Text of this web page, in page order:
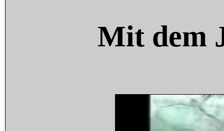
Mit dem